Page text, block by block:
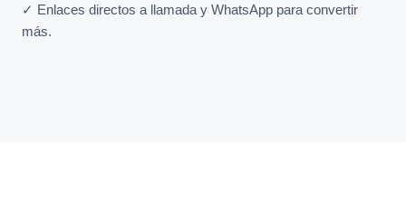
✓ Enlaces directos a llamada y WhatsApp para convertir
más.